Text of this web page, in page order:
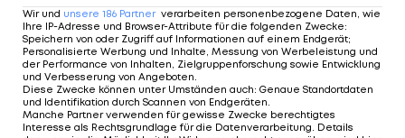
Allerdings warte mit der mit 1:0 gegen Belgien
siegreich gebliebenen Slowakei eine große
Challenge. "Es wird noch schwieriger gegen sie, als
es das gegen Rumänien war", vermutete der
Stürmer.
Wir und unsere 186 Partner verarbeiten personenbezogene Daten, wie
Ihre IP-Adresse und Browser-Attribute für die folgenden Zwecke:
Speichern von oder Zugriff auf Informationen auf einem Endgerät;
Personalisierte Werbung und Inhalte, Messung von Werbeleistung und
der Performance von Inhalten, Zielgruppenforschung sowie Entwicklung
und Verbesserung von Angeboten.
Diese Zwecke können unter Umständen auch: Genaue Standortdaten
und Identifikation durch Scannen von Endgeräten.
Manche Partner verwenden für gewisse Zwecke berechtigtes
Interesse als Rechtsgrundlage für die Datenverarbeitung. Details